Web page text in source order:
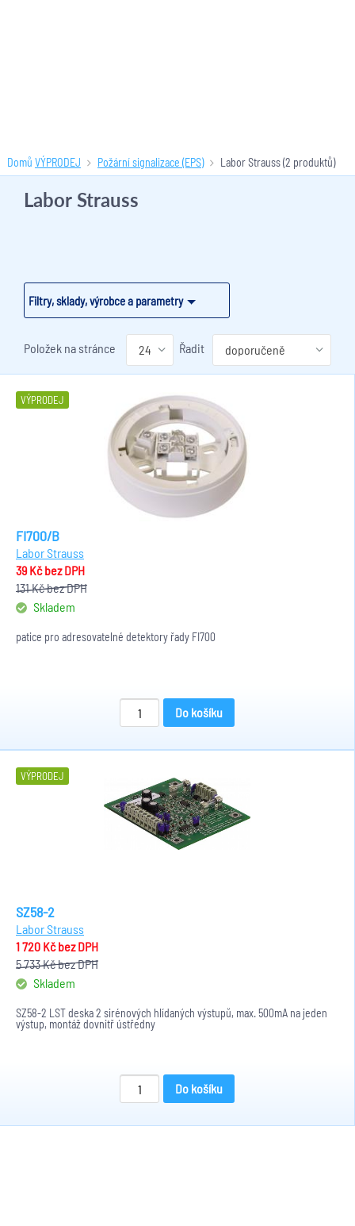
Domů VÝPRODEJ Požární signalizace (EPS) Labor Strauss(2 produktů)
Filtry, sklady, výrobce a parametry
Labor Strauss
Položek na stránce Řadit
VÝPRODEJ
FI700/B
Labor Strauss
39 Kčbez DPH
131 Kčbez DPH
Skladem
patice pro adresovatelné detektory řady FI700
Do košíku
VÝPRODEJ
SZ58-2
Labor Strauss
1 720 Kčbez DPH
5 733 Kčbez DPH
Skladem
SZ58-2 LST deska 2 sirénových hlídaných výstupů, max. 500mA na jeden
výstup, montáž dovnitř ústředny
Do košíku